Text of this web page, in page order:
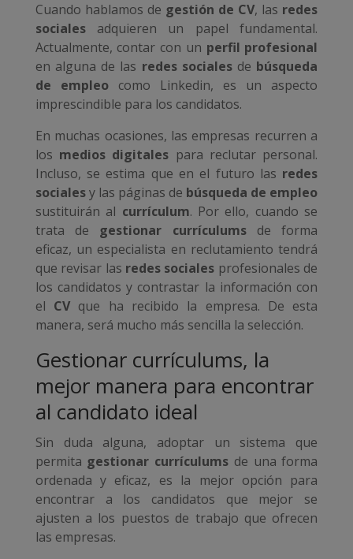
Cuando hablamos de gestión de CV, las redes
socialesadquieren un papel fundamental.
Actualmente, contar con un perfil profesional
en alguna de las redes socialesde búsqueda
de empleocomo Linkedin, es un aspecto
imprescindible para los candidatos.
En muchas ocasiones, las empresas recurren a
los medios digitales para reclutar personal.
Incluso, se estima que en el futuro las redes
socialesy las páginas de búsqueda de empleo
sustituirán al currículum. Por ello, cuando se
trata de gestionar currículumsde forma
eficaz, un especialista en reclutamiento tendrá
que revisar las redes sociales profesionales de
los candidatos y contrastar la información con
el CV que ha recibido la empresa. De esta
manera, será mucho más sencilla la selección.
Gestionar currículums, la
mejor manera para encontrar
al candidato ideal
Sin duda alguna, adoptar un sistema que
permita gestionar currículums de una forma
ordenada y eficaz, es la mejor opción para
encontrar a los candidatos que mejor se
ajusten a los puestos de trabajo que ofrecen
las empresas.